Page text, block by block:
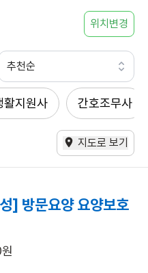
위치변경
추천순
활지원사 간호조무사
지도로 보기
] 방문요양 요양보호